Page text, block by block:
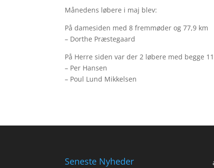
Månedens løbere i maj blev:
På damesiden med 8 fremmøder og 77,9 km
– Dorthe Præstegaard
På Herre siden var der 2 løbere med begge
– Per Hansen
– Poul Lund Mikkelsen
Seneste Nyheder